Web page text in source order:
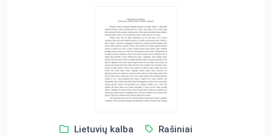
Lietuvių kalba Rašiniai